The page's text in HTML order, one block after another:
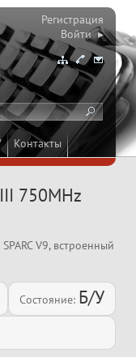
Контакты
Регистрация
Войти ▸
750MHz
V9, встроенный
Состояние: Б/У